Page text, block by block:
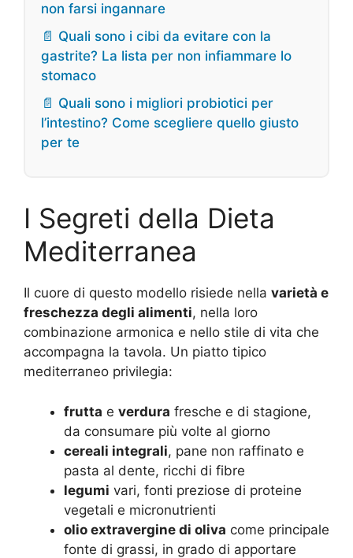
non farsi ingannare
📄 Quali sono i cibi da evitare con la
gastrite? La lista per non infiammare lo
stomaco
📄 Quali sono i migliori probiotici per
l’intestino? Come scegliere quello giusto
per te
I Segreti della Dieta
Mediterranea
Il cuore di questo modello risiede nella varietà e
freschezza degli alimenti, nella loro
combinazione armonica e nello stile di vita che
accompagna la tavola. Un piatto tipico
mediterraneo privilegia:
frutta e verdura fresche e di stagione,
da consumare più volte al giorno
cereali integrali, pane non raffinato e
pasta al dente, ricchi di fibre
legumi vari, fonti preziose di proteine
vegetali e micronutrienti
olio extravergine di oliva come principale
fonte di grassi, in grado di apportare